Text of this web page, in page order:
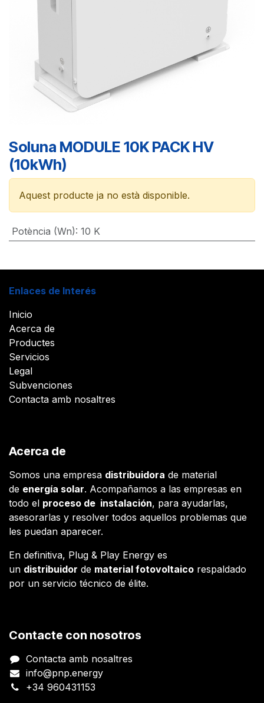
Soluna MODULE 10K PACK HV
(10kWh)
Aquest producte ja no està disponible.
Potència (Wn): 10 K
Enlaces de Interés
Inicio
Acerca de
Productes
Servicios
Legal
Subvenciones
Contacta amb nosaltres
Acerca de
Somos una empresa distribuidora de material
de energía solar. Acompañamos a las empresas en
todo el proceso de instalación, para ayudarlas,
asesorarlas y resolver todos aquellos problemas que
les puedan aparecer.
En definitiva, Plug & Play Energy es
un distribuidor de material fotovoltaico respaldado
por un servicio técnico de élite.
Contacte con nosotros
Contacta amb nosaltres
info@pnp.energy
+34 960431153